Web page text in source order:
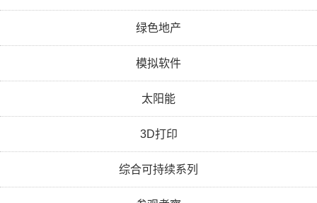
绿色地产
模拟软件
太阳能
3D打印
综合可持续系列